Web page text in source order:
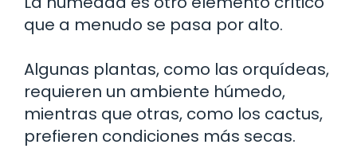
que a menudo se pasa por alto.
Algunas plantas, como las orquídeas,
requieren un ambiente húmedo,
mientras que otras, como los cactus,
prefieren condiciones más secas.